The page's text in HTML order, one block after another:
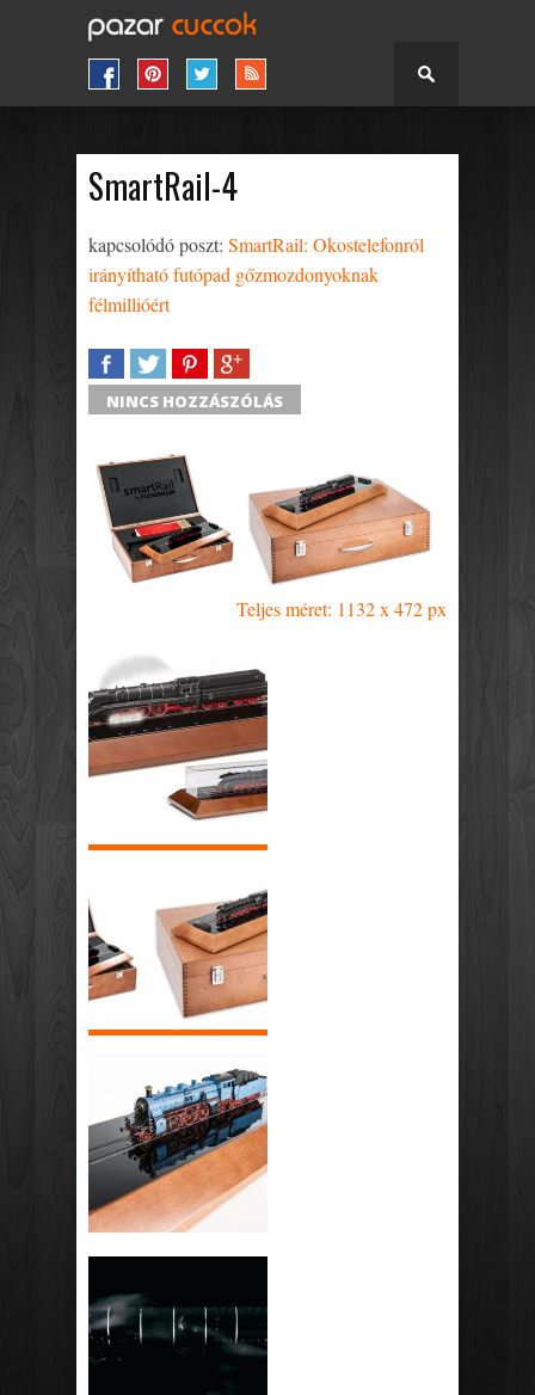
SmartRail-4
kapcsolódó poszt: SmartRail: Okostelefonról
irányítható futópad gőzmozdonyoknak
félmillióért
SHARETWEETSHARESHARE
NINCS HOZZÁSZÓLÁS
Teljes méret: 1132 x 472 px